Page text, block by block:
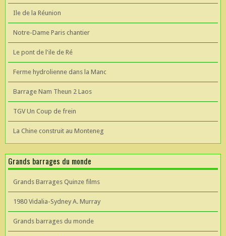
Ile de la Réunion
Notre-Dame Paris chantier
Le pont de l'ile de Ré
Ferme hydrolienne dans la Manc
Barrage Nam Theun 2 Laos
TGV Un Coup de frein
La Chine construit au Monteneg
Grands barrages du monde
Grands Barrages Quinze films
1980 Vidalia-Sydney A. Murray
Grands barrages du monde